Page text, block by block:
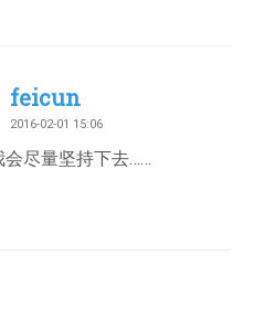
feicun
2016-02-01 15:06
会尽量坚持下去……